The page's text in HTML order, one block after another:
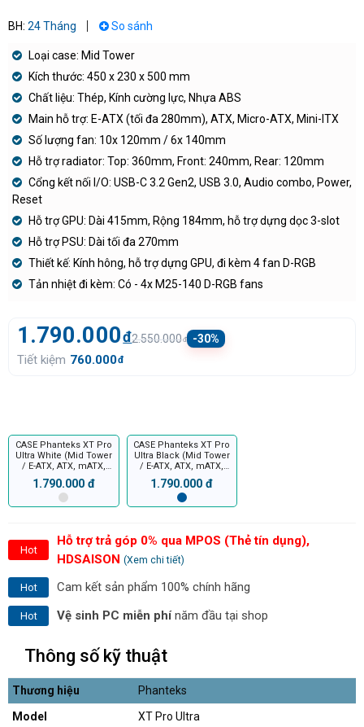
BH: 24 Tháng So sánh
Loại case: Mid Tower
Kích thước: 450 x 230 x 500 mm
Chất liệu: Thép, Kính cường lực, Nhựa ABS
Main hỗ trợ: E-ATX (tối đa 280mm), ATX, Micro-ATX, Mini-ITX
Số lượng fan: 10x 120mm / 6x 140mm
Hỗ trợ radiator: Top: 360mm, Front: 240mm, Rear: 120mm
Cổng kết nối I/O: USB-C 3.2 Gen2, USB 3.0, Audio combo, Power,
Reset
Hỗ trợ GPU: Dài 415mm, Rộng 184mm, hỗ trợ dựng dọc 3-slot
Hỗ trợ PSU: Dài tối đa 270mm
Thiết kế: Kính hông, hỗ trợ dựng GPU, đi kèm 4 fan D-RGB
Tản nhiệt đi kèm: Có - 4x M25-140 D-RGB fans
1.790.000đ2.550.000đ -30%
Tiết kiệm 760.000đ
CASE Phanteks XT Pro
Ultra White (Mid Tower
/ E-ATX, ATX, mATX,
1.790.000 đ
CASE Phanteks XT Pro
Ultra Black (Mid Tower
/ E-ATX, ATX, mATX,
1.790.000 đ
Hot
Hỗ trợ trả góp 0% qua MPOS (Thẻ tín dụng),
HDSAISON (Xem chi tiết)
Hot Cam kết sản phẩm 100% chính hãng
Hot Vệ sinh PC miễn phínăm đầu tại shop
Thông số kỹ thuật
Thương hiệu
Phanteks
Model
XT Pro Ultra